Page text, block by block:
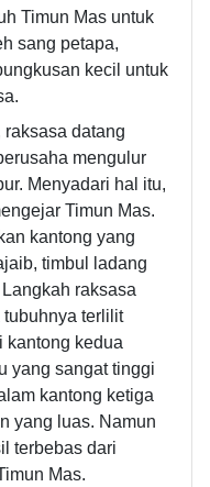
Timun Mas untuk
sang petapa,
kecil untuk
raksasa datang
mengulur
Menyadari hal itu,
Timun Mas.
kantong yang
timbul ladang
raksasa
tubuhnya terlilit
kantong kedua
yang sangat tinggi
kantong ketiga
yang luas. Namun
terbebas dari
Mas.